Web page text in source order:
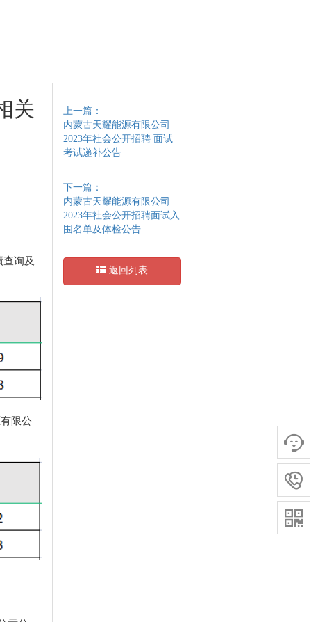
关
询及
限公
上一篇：
内蒙古天耀能源有限公司
2023年社会公开招聘 面试
考试递补公告
下一篇：
内蒙古天耀能源有限公司
2023年社会公开招聘面试入
围名单及体检公告
返回列表


